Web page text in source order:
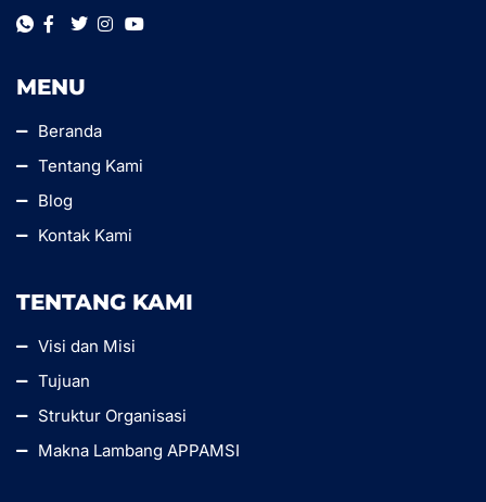
MENU
Beranda
Tentang Kami
Blog
Kontak Kami
TENTANG KAMI
Visi dan Misi
Tujuan
Struktur Organisasi
Makna Lambang APPAMSI